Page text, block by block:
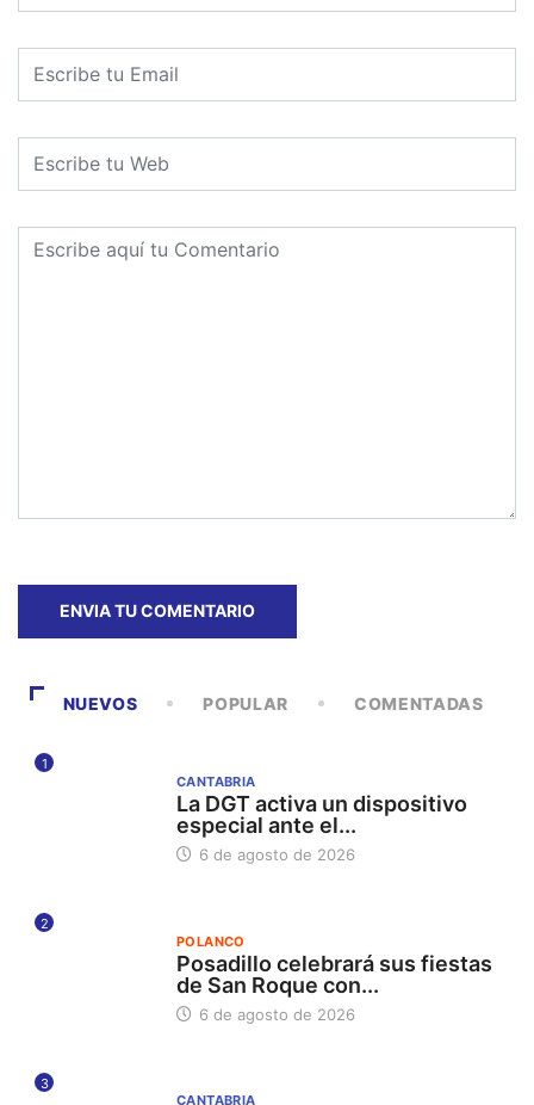
NUEVOS POPULAR COMENTADAS
1
CANTABRIA
La DGT activa un dispositivo
especial ante el...
6 de agosto de 2026
2
POLANCO
Posadillo celebrará sus fiestas
de San Roque con...
6 de agosto de 2026
3
CANTABRIA